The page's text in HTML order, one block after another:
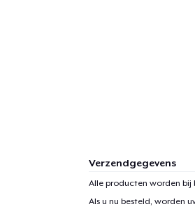
Verzendgegevens
Alle producten worden bij
Als u nu besteld, worden